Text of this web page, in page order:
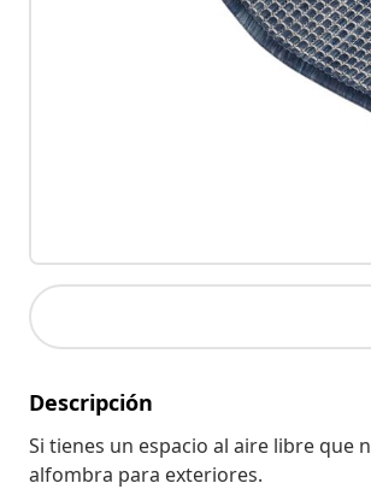
Descripción
Si tienes un espacio al aire libre que
alfombra para exteriores.